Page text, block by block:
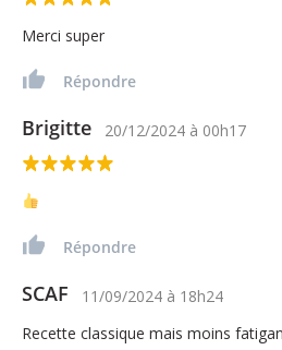
Merci super
Répondre
Brigitte 20/12/2024 à 00h17
Répondre
SCAF 11/09/2024 à 18h24
Recette classique mais moins